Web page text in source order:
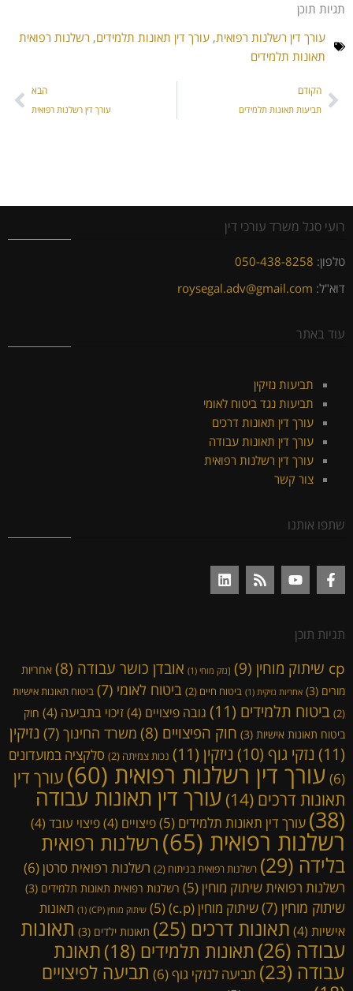
תגיות תוכן
עורך דין רשלנות רפואית, עורך דין תאונות תלמידים, רשלנות רפואית
תאונות תלמידים
הקודם
תביעות תאונות תלמידים
הבא
עורך דין רשלנות רפואית
רועי סגל משרד עורכי דין
טלפון: 050-438-8258
דוא"ל: roysegal.adv@gmail.com
עוד באתר
תביעות נזיקין
תביעות נגד ביטוח לאומי
עורך דין תאונות דרכים
עורך דין תאונות עבודה
עורך דין רשלנות רפואית
צור קשר
שתפו אותנו
תגיות תוכן
cp שיתוק מוחין (9) [נזק מוחי (1) אובדן כושר עבודה (8)
אחריות
מורים (3) אחריות נזיקית (1) ביטוח חיים (2) ביטוח לאומי (7)
ביטוח תאונות אישיות
(2)
ביטוח תלמידים (11) גובה פיצויים (4) זיכוי בתביעה (4)
חוק
ביטוח תאונות אישיות (3) חוק הפיצויים (8) משרד החינוך (7)
נזיקין
(11)
נזקי גוף (10) ניזקין (11) נכות צמיתה (2)
סלקציה במועדונים
(6)
עורך דין רשלנות רפואית (60)
עורך דין
תאונות דרכים (14) עורך דין תאונות עבודה
(38) עורך דין תאונות תלמידים (5) פיצויים (4) פיצוי עובד (4)
רשלנות רפואית (65)
רשלנות רפואית
בלידה (29) רשלנות רפואית בניתוח (2) רשלנות רפואית סרטן(6)
רשלנות רפואית שיתוק מוחין(5) רשלנות רפואית תאונות תלמידים (3)
שיתוק מוחין (7) שיתוק מוחין (c.p) (5) שיתוק מוחין (CP) (1)
תאונות
אישיות (4) תאונות דרכים (25) תאונות ילדים (3)
תאונות
עבודה (26) תאונות תלמידים (18)
תאונת
עבודה (23) תביעה לנזקי גוף(6)
תביעה לפיצויים